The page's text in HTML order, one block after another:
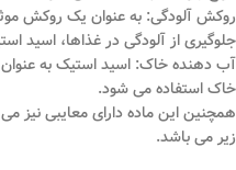
روکش آلودگی: به عنوان یک روکش
جلوگیری از آلودگی در غذاها، اسید
آب دهنده خاک: اسید استیک به
خاک استفاده می شود.
همچنین این ماده دارای معایبی نیز
زیر می باشد.